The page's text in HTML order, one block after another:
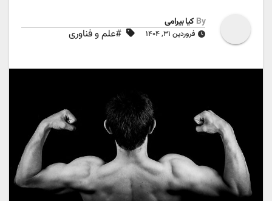
By کیا بیرامی
فروردین ۳۱, ۱۴۰۴ #علم و فناوری